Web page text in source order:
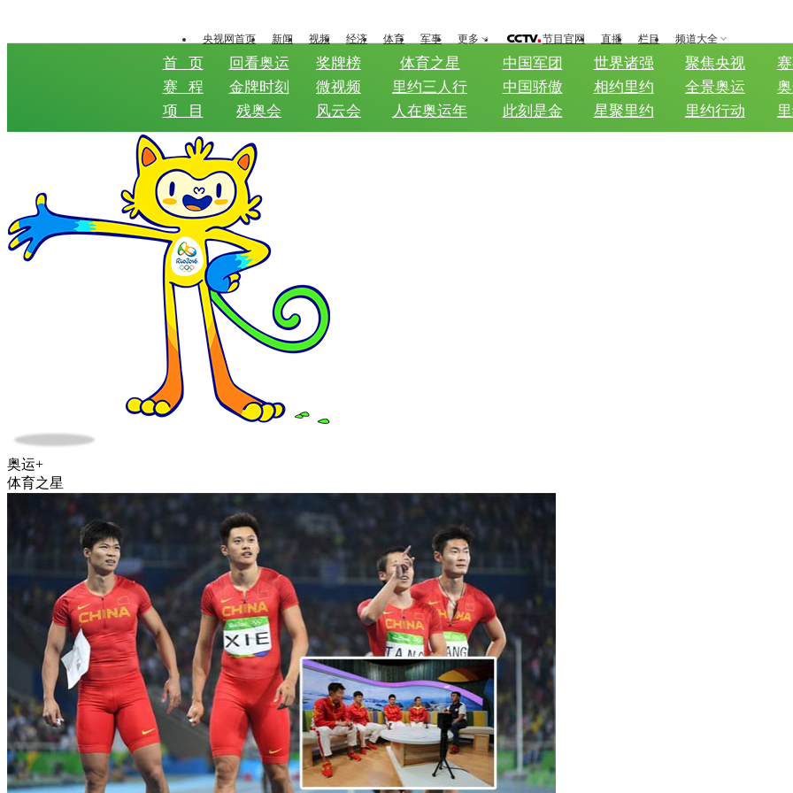
央视网首页 新闻 视频 经济 体育 军事 更多 节目官网 直播 栏目 频道大全
首 页 回看奥运 奖牌榜 体育之星 中国军团 世界诸强 聚焦央视
赛 程
金牌时刻 微视频 里约三人行 中国骄傲 相约里约 全景奥运
项 目
残奥会 风云会 人在奥运年 此刻是金 星聚里约 里约行动
奥运+
体育之星